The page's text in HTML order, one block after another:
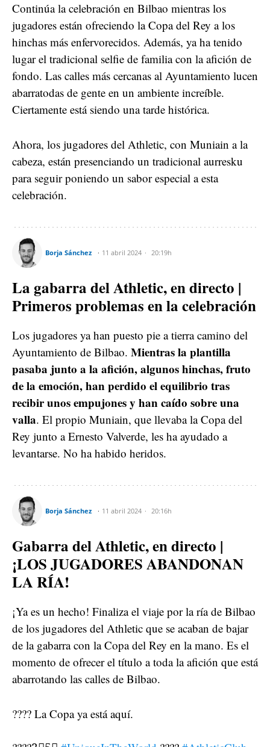
Continúa la celebración en Bilbao mientras los
jugadores están ofreciendo la Copa del Rey a los
hinchas más enfervorecidos. Además, ya ha tenido
lugar el tradicional selfie de familia con la afición de
fondo. Las calles más cercanas al Ayuntamiento lucen
abarratodas de gente en un ambiente increíble.
Ciertamente está siendo una tarde histórica.
Ahora, los jugadores del Athletic, con Muniain a la
cabeza, están presenciando un tradicional aurresku
para seguir poniendo un sabor especial a esta
celebración.
Borja Sánchez 11 abril 2024 20:19h
La gabarra del Athletic, en directo |
Primeros problemas en la celebración
Los jugadores ya han puesto pie a tierra camino del
Ayuntamiento de Bilbao. Mientras la plantilla
pasaba junto a la afición, algunos hinchas, fruto
de la emoción, han perdido el equilibrio tras
recibir unos empujones y han caído sobre una
valla. El propio Muniain, que llevaba la Copa del
Rey junto a Ernesto Valverde, les ha ayudado a
levantarse. No ha habido heridos.
Borja Sánchez 11 abril 2024 20:16h
Gabarra del Athletic, en directo |
¡LOS JUGADORES ABANDONAN
LA RÍA!
¡Ya es un hecho! Finaliza el viaje por la ría de Bilbao
de los jugadores del Athletic que se acaban de bajar
de la gabarra con la Copa del Rey en la mano. Es el
momento de ofrecer el título a toda la afición que está
abarrotando las calles de Bilbao.
???? La Copa ya está aquí.